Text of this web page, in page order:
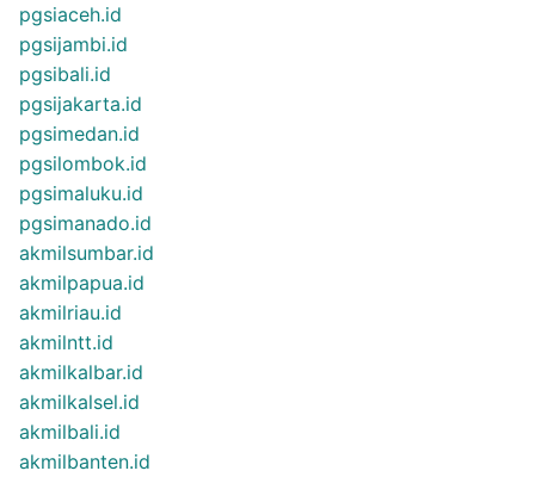
pgsiaceh.id
pgsijambi.id
pgsibali.id
pgsijakarta.id
pgsimedan.id
pgsilombok.id
pgsimaluku.id
pgsimanado.id
akmilsumbar.id
akmilpapua.id
akmilriau.id
akmilntt.id
akmilkalbar.id
akmilkalsel.id
akmilbali.id
akmilbanten.id